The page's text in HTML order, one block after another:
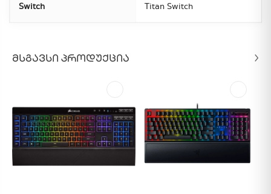
Switch Titan Switch
ᲛᲡᲒᲐᲕᲡᲘ ᲞᲠᲝᲓᲣᲥᲪᲘᲐ